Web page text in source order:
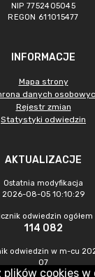
NIP 7752405045
REGON 611015477
INFORMACJE
Mapa strony
danych
Rejestr zmian
Statystyki odwiedzin
AKTUALIZACJE
Ostatnia modyfikacja
2026-08-05 10:10:29
odwiedzin ogółem
114 082
odwiedzin w m-cu
07
601
cookies w